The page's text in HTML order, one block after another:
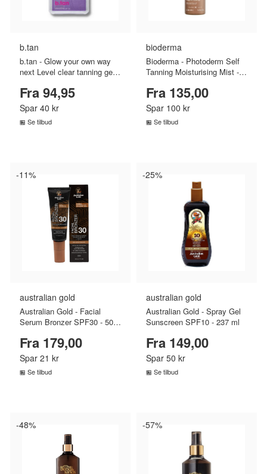
b.tan
b.tan - Glow your own way
next Level clear tanning gel -
Fra 94,95
Spar 40 kr
Se tilbud
bioderma
Bioderma - Photoderm Self
Tanning Moisturising Mist -
Fra 135,00
Spar 100 kr
Se tilbud
-11%
australian gold
Australian Gold - Facial
Serum Bronzer SPF30 - 50
Fra 179,00
Spar 21 kr
Se tilbud
-25%
australian gold
Australian Gold - Spray Gel
Sunscreen SPF10 - 237 ml
Fra 149,00
Spar 50 kr
Se tilbud
-48% -57%